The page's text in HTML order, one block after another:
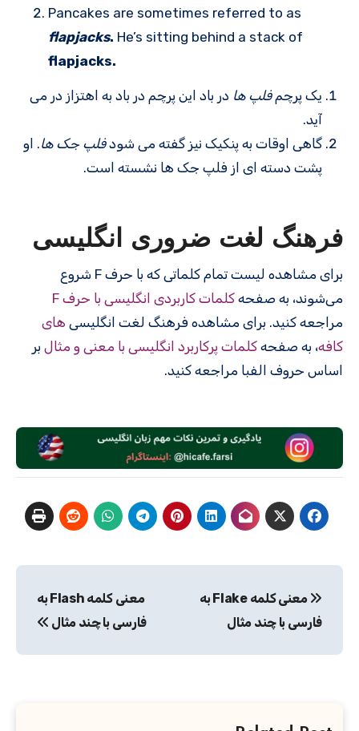
Pancakes are sometimes referred to as
flapjacks. He’s sitting behind a stack of
flapjacks.
یک پرچم فلپ ها در باد این پرچم در باد به اهتزاز در می
آید.
گاهی اوقات به پنکیک نیز گفته می شودفلپ جک ها. او
پشت دسته ای از فلپ جک ها نشسته است.
فرهنگ لغت ضروری انگلیسی
برای مشاهده لیست تمام کلماتی که با حرف F شروع
می‌شوند، به صفحه کلمات کاربردی انگلیسی با حرف F
مراجعه کنید. برای مشاهده فرهنگ لغت انگلیسی های
کافه، به صفحه کلمات پرکاربرد انگلیسی با معنی و مثال بر
اساس حروف الفبا مراجعه کنید.
نوشته
معنی کلمه Flake به
فارسی با چند مثال
معنی کلمه Flash به
فارسی با چند مثال